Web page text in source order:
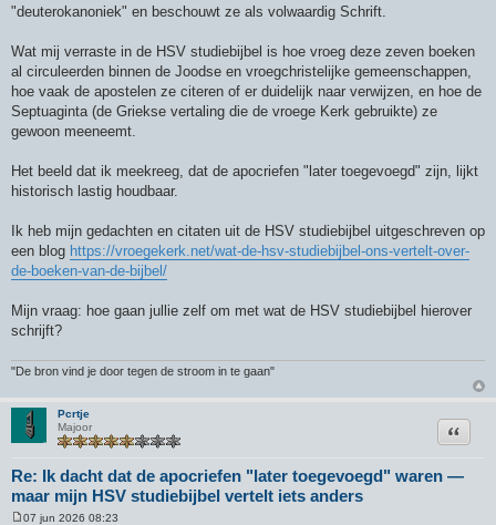
"deuterokanoniek" en beschouwt ze als volwaardig Schrift.
Wat mij verraste in de HSV studiebijbel is hoe vroeg deze zeven boeken
al circuleerden binnen de Joodse en vroegchristelijke gemeenschappen,
hoe vaak de apostelen ze citeren of er duidelijk naar verwijzen, en hoe de
Septuaginta (de Griekse vertaling die de vroege Kerk gebruikte) ze
gewoon meeneemt.
Het beeld dat ik meekreeg, dat de apocriefen "later toegevoegd" zijn, lijkt
historisch lastig houdbaar.
Ik heb mijn gedachten en citaten uit de HSV studiebijbel uitgeschreven op
een blog https://vroegekerk.net/wat-de-hsv-studiebijbel-ons-vertelt-over-
de-boeken-van-de-bijbel/
Mijn vraag: hoe gaan jullie zelf om met wat de HSV studiebijbel hierover
schrijft?
"De bron vind je door tegen de stroom in te gaan"
Pcrtje
Majoor
Re: Ik dacht dat de apocriefen "later toegevoegd" waren —
maar mijn HSV studiebijbel vertelt iets anders
Citeer
07 jun 2026 08:23